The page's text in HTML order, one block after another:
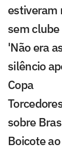
estiveram
sem clube
'Não era
silêncio
Copa
sobre
Boicote